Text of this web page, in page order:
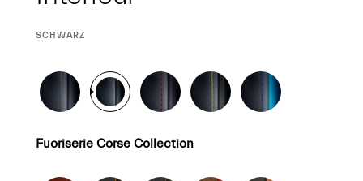
CURRENT
SCHWARZ
Fuoriserie Corse Collection